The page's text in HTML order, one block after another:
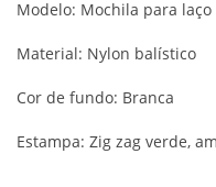
Modelo: Mochila para laço
Material: Nylon balístico
Cor de fundo: Branca
Estampa: Zig zag verde,